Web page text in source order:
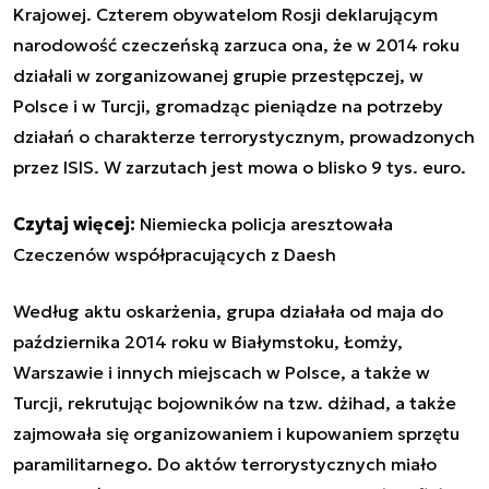
Krajowej. Czterem obywatelom Rosji deklarującym
narodowość czeczeńską zarzuca ona, że w 2014 roku
działali w zorganizowanej grupie przestępczej, w
Polsce i w Turcji, gromadząc pieniądze na potrzeby
działań o charakterze terrorystycznym, prowadzonych
przez ISIS. W zarzutach jest mowa o blisko 9 tys. euro.
Czytaj więcej: Niemiecka policja aresztowała
Czeczenów współpracujących z Daesh
Według aktu oskarżenia, grupa działała od maja do
października 2014 roku w Białymstoku, Łomży,
Warszawie i innych miejscach w Polsce, a także w
Turcji, rekrutując bojowników na tzw. dżihad, a także
zajmowała się organizowaniem i kupowaniem sprzętu
paramilitarnego. Do aktów terrorystycznych miało